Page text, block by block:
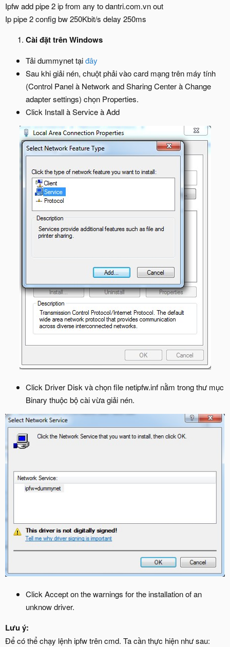
Ipfw add pipe 2 ip from any to dantri.com.vn out
Ip pipe 2 config bw 250Kbit/s delay 250ms
Cài đặt trên Windows
Tải dummynet tạiđây
Sau khi giải nén, chuột phải vào card mạng trên máy tính
(Control Panel à Network and Sharing Center à Change
adapter settings) chọn Properties.
Click Install à Service à Add
Click Driver Disk và chọn file netipfw.inf nằm trong thư mục
Binary thuộc bộ cài vừa giải nén.
Click Accept on the warnings for the installation of an
unknow driver.
Lưu ý:
Để có thể chạy lệnh ipfw trên cmd. Ta cần thực hiện như sau: